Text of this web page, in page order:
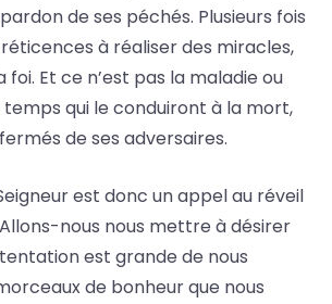
de ses péchés. Plusieurs fois
à réaliser des miracles,
Et ce n’est pas la maladie ou
temps qui le conduiront à la mort,
de ses adversaires.
est donc un appel au réveil
nous nous mettre à désirer
est grande de nous
de bonheur que nous